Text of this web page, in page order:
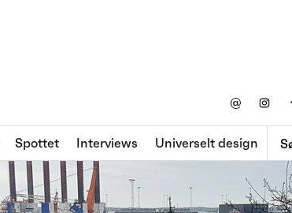
@
Spottet Interviews Universelt design